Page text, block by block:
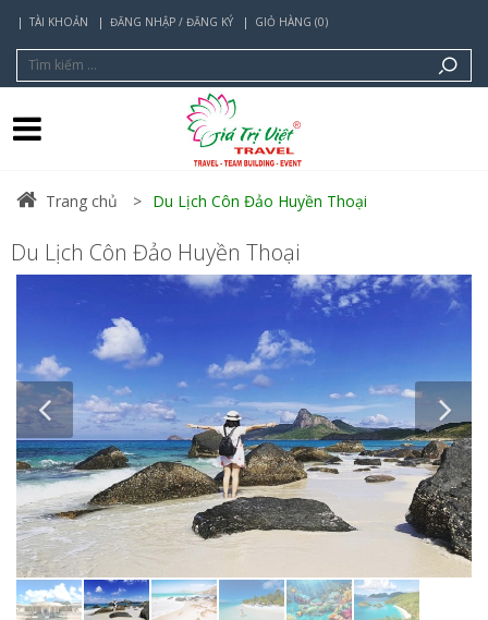
TÀI KHOẢN ĐĂNG NHẬP / ĐĂNG KÝ GIỎ HÀNG (0)
Trang chủ Du Lịch Côn Đảo Huyền Thoại
Du Lịch Côn Đảo Huyền Thoại